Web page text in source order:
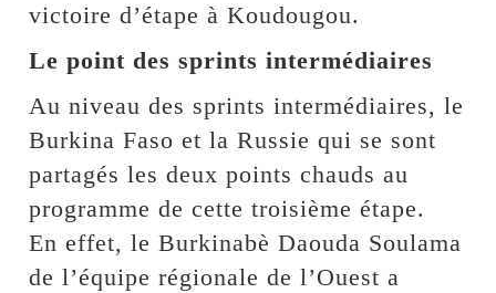
victoire d’étape à Koudougou.
Le point des sprints intermédiaires
Au niveau des sprints intermédiaires, le
Burkina Faso et la Russie qui se sont
partagés les deux points chauds au
programme de cette troisième étape.
En effet, le Burkinabè Daouda Soulama
de l’équipe régionale de l’Ouest a